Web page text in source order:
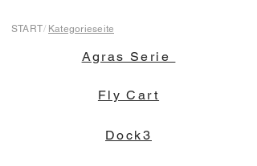
START/ Kategorieseite
Agras Serie
Fly Cart
Dock3